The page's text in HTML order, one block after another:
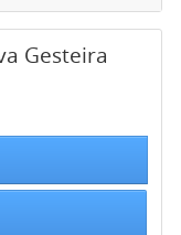
Gesteira